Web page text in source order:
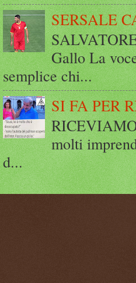
SERSALE
Gallo La
semplice chi...
SI FA PER
molti
d...